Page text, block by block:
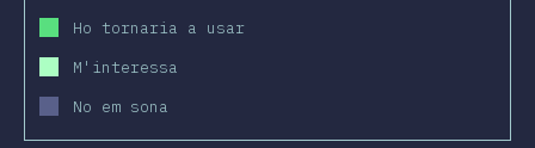
Ho tornaria a usar
M'interessa
No em sona